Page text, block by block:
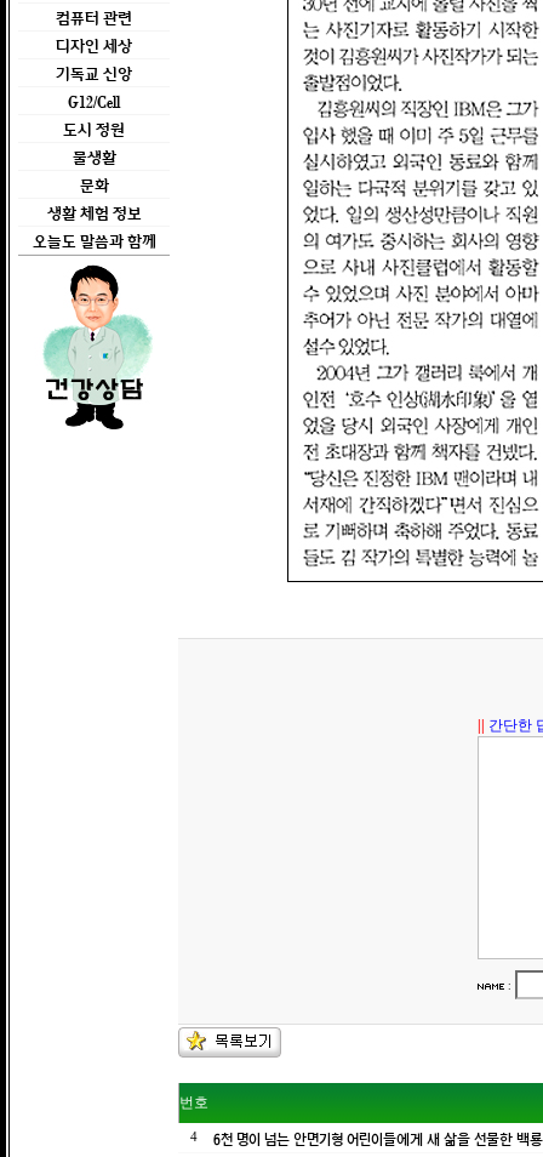
컴퓨터 관련
디자인 세상
기독교 신앙
G12/Cell
도시 정원
물생활
문화
생활 체험 정보
오늘도 말씀과 함께
간단한
:
번호
4
6천 명이 넘는 안면기형 어린이들에게 새 삶을 선물한 백